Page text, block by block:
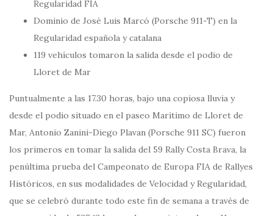
Regularidad FIA
Dominio de José Luis Marcó (Porsche 911-T) en la
Regularidad española y catalana
119 vehículos tomaron la salida desde el podio de
Lloret de Mar
Puntualmente a las 17.30 horas, bajo una copiosa lluvia y
desde el podio situado en el paseo Marítimo de Lloret de
Mar, Antonio Zanini-Diego Plavan (Porsche 911 SC) fueron
los primeros en tomar la salida del 59 Rally Costa Brava, la
penúltima prueba del Campeonato de Europa FIA de Rallyes
Históricos, en sus modalidades de Velocidad y Regularidad,
que se celebró durante todo este fin de semana a través de